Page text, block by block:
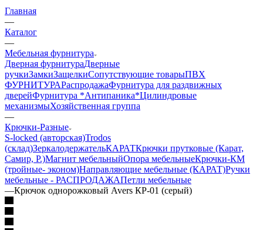
Главная
—
Каталог
—
Мебельная фурнитура
Дверная фурнитураДверные
ручкиЗамкиЗащелкиСопутствующие товарыПВХ
ФУРНИТУРАРаспродажаФурнитура для раздвижных
дверейФурнитура *Антипаника*Цилиндровые
механизмыХозяйственная группа
—
Крючки-Разные
S-locked (авторская)Trodos
(склад)ЗеркалодержательКАРАТКрючки прутковые (Карат,
Самир, Р.)Магнит мебельныйОпора мебельныеКрючки-КМ
(тройные- эконом)Направляющие мебельные (КАРАТ)Ручки
мебельные - РАСПРОДАЖАПетли мебельные
—Крючок однорожковый Avers КР-01 (серый)